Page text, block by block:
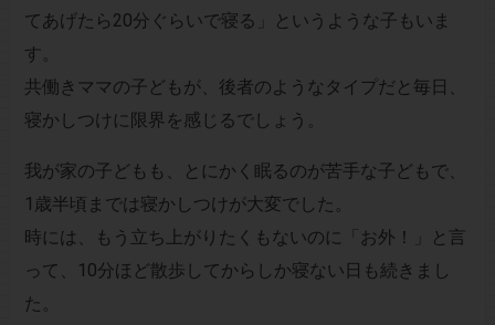
てあげたら20分ぐらいで寝る」というような子もいま
す。
共働きママの子どもが、後者のようなタイプだと毎日、
寝かしつけに限界を感じるでしょう。
我が家の子どもも、とにかく眠るのが苦手な子どもで、
1歳半頃までは寝かしつけが大変でした。
時には、もう立ち上がりたくもないのに「お外！」と言
って、10分ほど散歩してからしか寝ない日も続きまし
た。